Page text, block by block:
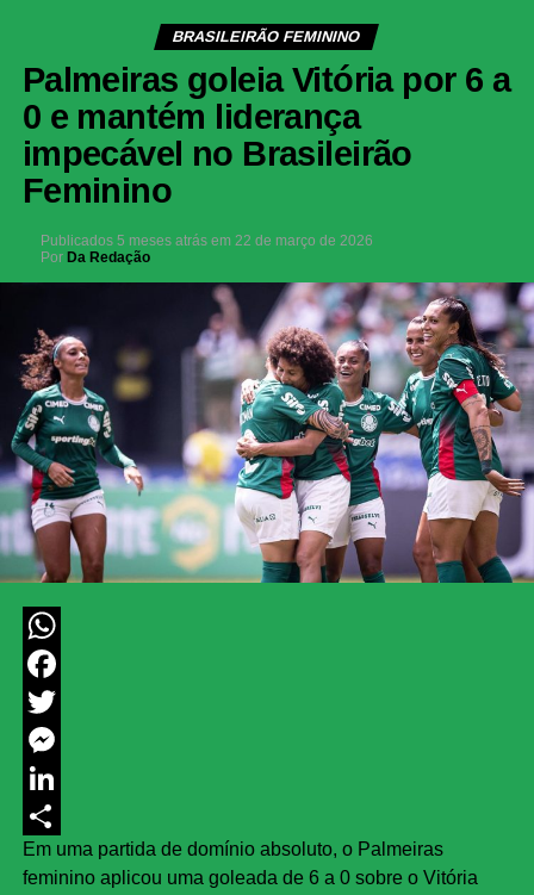
BRASILEIRÃO FEMININO
Palmeiras goleia Vitória por 6 a
0 e mantém liderança
impecável no Brasileirão
Feminino
Publicados 5 meses atrás em 22 de março de 2026
Por Da Redação
WhatsApp
Facebook
Twitter
Messenger
LinkedIn
Share
Em uma partida de domínio absoluto, o Palmeiras
feminino aplicou uma goleada de 6 a 0 sobre o Vitória